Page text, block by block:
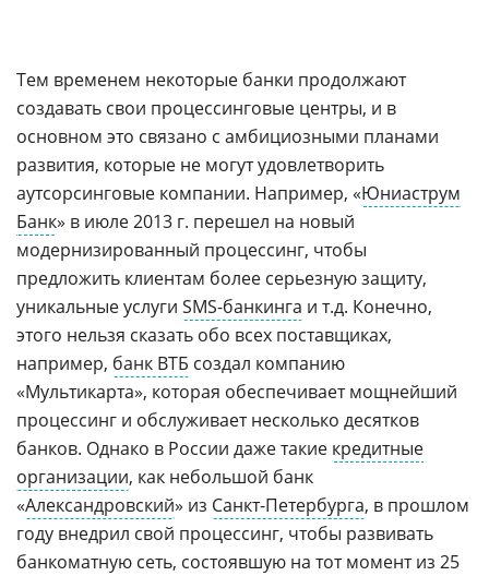
Тем временем некоторые банки продолжают
создавать свои процессинговые центры, и в
основном это связано с амбициозными планами
развития, которые не могут удовлетворить
аутсорсинговые компании. Например, «Юниаструм
Банк» в июле 2013 г. перешел на новый
модернизированный процессинг, чтобы
предложить клиентам более серьезную защиту,
уникальные услуги SMS-банкинга и т.д. Конечно,
этого нельзя сказать обо всех поставщиках,
например, банк ВТБ создал компанию
«Мультикарта», которая обеспечивает мощнейший
процессинг и обслуживает несколько десятков
банков. Однако в России даже такие кредитные
организации, как небольшой банк
«Александровский» из Санкт-Петербурга, в прошлом
году внедрил свой процессинг, чтобы развивать
банкоматную сеть, состоявшую на тот момент из 25